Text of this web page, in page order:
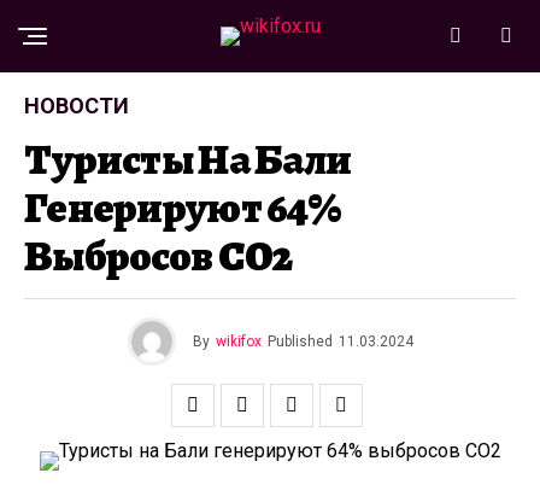
НОВОСТИ
Туристы На Бали
Генерируют 64%
Выбросов CO2
By wikifox Published 11.03.2024